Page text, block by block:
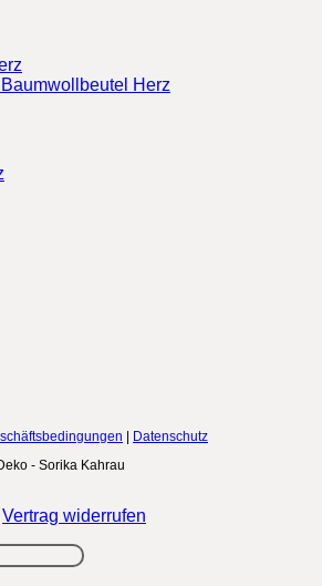
€.
Datenschutz
- Sorika Kahrau
Vertrag widerrufen